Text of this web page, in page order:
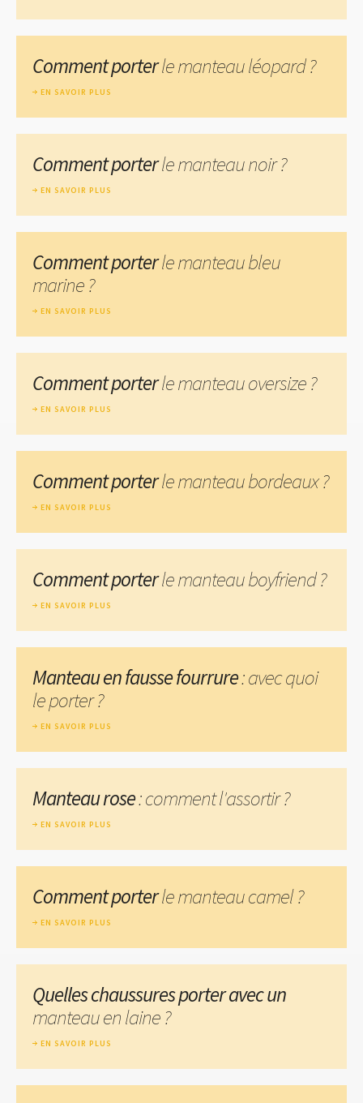
Comment porterle manteau léopard ?
EN SAVOIR PLUS
Comment porterle manteau noir ?
EN SAVOIR PLUS
Comment porterle manteau bleu
marine ?
EN SAVOIR PLUS
Comment porterle manteau oversize ?
EN SAVOIR PLUS
Comment porterle manteau bordeaux ?
EN SAVOIR PLUS
Comment porterle manteau boyfriend ?
EN SAVOIR PLUS
Manteau en fausse fourrure: avec quoi
le porter ?
EN SAVOIR PLUS
Manteau rose: comment l'assortir ?
EN SAVOIR PLUS
Comment porterle manteau camel ?
EN SAVOIR PLUS
Quelles chaussures porter avec un
manteau en laine ?
EN SAVOIR PLUS